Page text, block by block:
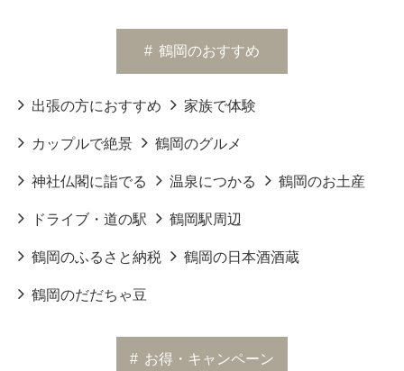
# 鶴岡のおすすめ
出張の方におすすめ 家族で体験
カップルで絶景 鶴岡のグルメ
神社仏閣に詣でる 温泉につかる 鶴岡のお土産
ドライブ・道の駅 鶴岡駅周辺
鶴岡のふるさと納税 鶴岡の日本酒酒蔵
鶴岡のだだちゃ豆
# お得・キャンペーン